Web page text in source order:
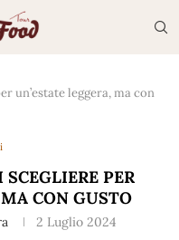
un’estate leggera, ma con
PER
CON GUSTO
2 Luglio 2024